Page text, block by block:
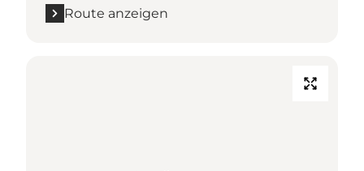
Route anzeigen